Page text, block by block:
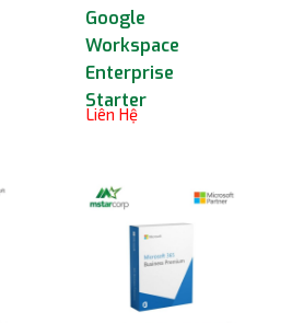
Google
Workspace
Enterprise
Starter
Liên Hệ